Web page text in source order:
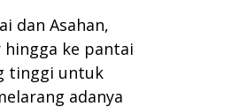
dan Asahan,
ke pantai
tinggi untuk
adanya